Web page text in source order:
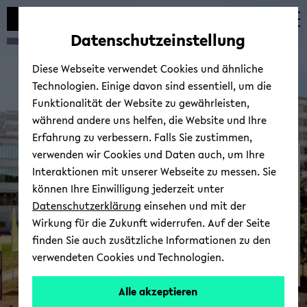
Automatische
vermeiden
skip
main
skip
main
skip
footer
iFUn
© Uni­ver­si­tät Bie­le­feld
Datenschutzeinstellung
Diese Webseite verwendet Cookies und ähnliche
Technologien. Einige davon sind essentiell, um die
Funktionalität der Website zu gewährleisten,
während andere uns helfen, die Website und Ihre
Erfahrung zu verbessern. Falls Sie zustimmen,
verwenden wir Cookies und Daten auch, um Ihre
Interaktionen mit unserer Webseite zu messen. Sie
können Ihre Einwilligung jederzeit unter
Datenschutzerklärung einsehen und mit der
Wirkung für die Zukunft widerrufen. Auf der Seite
finden Sie auch zusätzliche Informationen zu den
verwendeten Cookies und Technologien.
Alle akzeptieren